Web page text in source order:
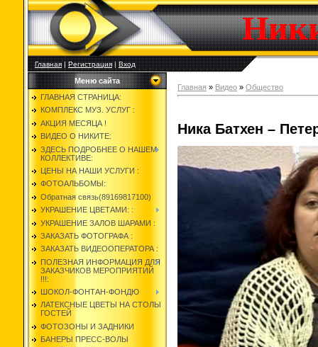
Главная|Регистрация|Вход
Меню сайта
ГЛАВНАЯ СТРАНИЦА:
КОМПЛЕКС МУЗ. УСЛУГ :
АКЦИЯ МЕСЯЦА !
ВИДЕО О НИКИТЕ:
ЗДЕСЬ ПОДРОБНЕЕ О НАШЕМ
КОЛЛЕКТИВЕ:
ЦЕНЫ НА НАШИ УСЛУГИ :
ФОТОАЛЬБОМЫ:
Обратная связь(89169817100)
УКРАШЕНИЕ ЦВЕТАМИ: :
УКРАШЕНИЕ ЗАЛОВ ШАРАМИ :
ЗАКАЗАТЬ ФОТОГРАФА :
ЗАКАЗАТЬ ВИДЕООПЕРАТОРА :
ПОЛЕЗНАЯ ИНФОРМАЦИЯ ДЛЯ
ЗАКАЗЧИКОВ МЕРОПРИЯТИЙ
!!!:
ШОКОЛ-ФОНТАН-ФОНДЮ
ЛАТЕКСНЫЕ ЦВЕТЫ НА СТОЛЫ
ГОСТЕЙ
ФОТОЗОНЫ И ЗАДНИКИ
БАНЕРЫ ПРЕСС-ВОЛЫ
Главная » Видео » Общество
Ника Батхен –